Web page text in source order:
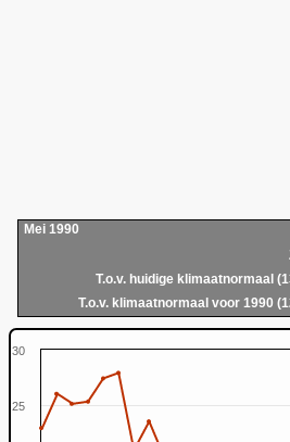
Mei 1990
T.o.v. huidige klimaatnormaal
T.o.v. klimaatnormaal voor 1990
25
30